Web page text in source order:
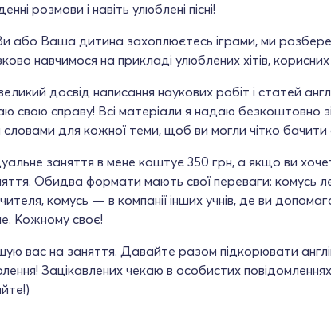
розмови і навіть улюблені пісні!
або Ваша дитина захоплюєтесь іграми, ми
навчимося на прикладі улюблених хітів, корисних
досвід написання наукових робіт і статей
свою справу! Всі матеріали я надаю безкоштовно
для кожної теми, щоб ви могли чітко бачити
заняття в мене коштує 350 грн, а якщо ви
Обидва формати мають свої переваги: комусь
комусь — в компанії інших учнів, де ви
Кожному своє!
вас на заняття. Давайте разом підкорювати
Зацікавлених чекаю в особистих